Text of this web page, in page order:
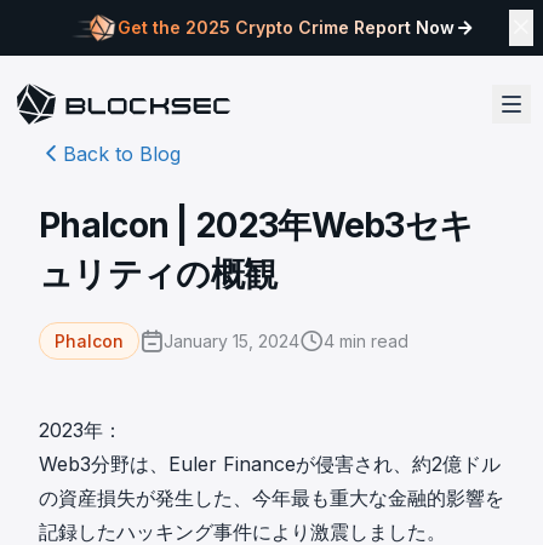
Get the 2025 Crypto Crime Report Now
Back to Blog
Phalcon | 2023年Web3セキ
ュリティの概観
Phalcon January 15, 2024 4 min read
2023年：
Web3分野は、 Euler Financeが侵害され、約2億ドル
の資産損失が発生した、今年最も重大な金融的影響を
記録したハッキング事件により激震しました。